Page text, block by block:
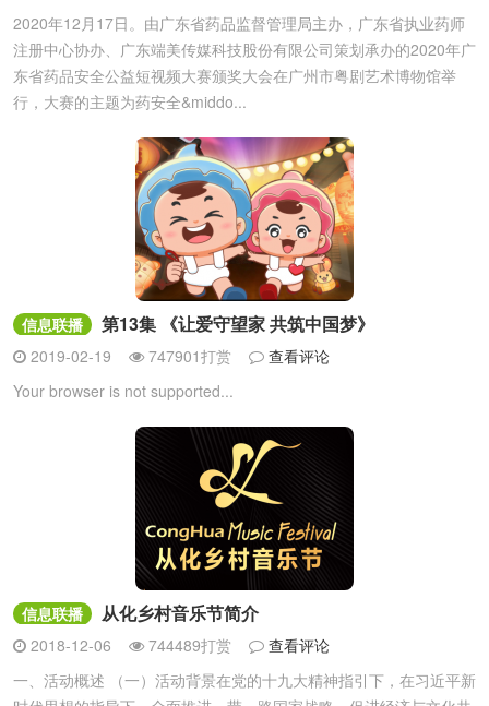
2020年12月17日。由广东省药品监督管理局主办，广东省执业药师
注册中心协办、广东端美传媒科技股份有限公司策划承办的2020年广
东省药品安全公益短视频大赛颁奖大会在广州市粤剧艺术博物馆举
行，大赛的主题为药安全&middo...
信息联播 第13集 《让爱守望家 共筑中国梦》
2019-02-19 747901打赏
查看评论
Your browser is not supported...
信息联播 从化乡村音乐节简介
2018-12-06 744489打赏
查看评论
一、活动概述 （一）活动背景在党的十九大精神指引下，在习近平新